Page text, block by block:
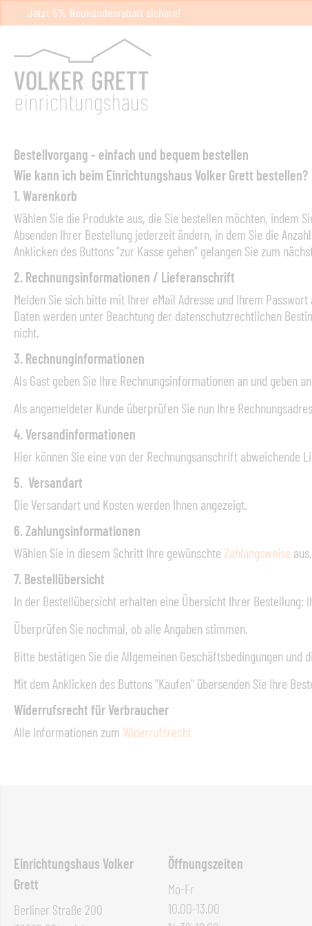
Jetzt 5% Neukundenrabatt sichern!
Bestellvorgang - einfach und bequem bestellen
Wie kann ich beim Einrichtungshaus Volker Grett bestellen?
1. Warenkorb
Wählen Sie die Produkte aus, die Sie bestellen möchten, indem
Absenden Ihrer Bestellung jederzeit ändern, in dem Sie die
Anklicken des Buttons "zur Kasse gehen" gelangen Sie zum
2. Rechnungsinformationen / Lieferanschrift
Melden Sie sich bitte mit Ihrer eMail Adresse und Ihrem
Daten werden unter Beachtung der datenschutzrechtlichen
nicht.
3. Rechnunginformationen
Als Gast geben Sie Ihre Rechnungsinformationen an und geben
Als angemeldeter Kunde überprüfen Sie nun Ihre
4. Versandinformationen
Hier können Sie eine von der Rechnungsanschrift abweichende
5. Versandart
Die Versandart und Kosten werden Ihnen angezeigt.
6. Zahlungsinformationen
Wählen Sie in diesem Schritt Ihre gewünschte Zahlungsweise aus.
7. Bestellübersicht
In der Bestellübersicht erhalten eine Übersicht Ihrer Bestellung:
Überprüfen Sie nochmal, ob alle Angaben stimmen.
Bitte bestätigen Sie die Allgemeinen Geschäftsbedingungen und
Mit dem Anklicken des Buttons "Kaufen" übersenden Sie Ihre
Widerrufsrecht für Verbraucher
Alle Informationen zum Widerrufsrecht
Einrichtungshaus Volker
Grett
Berliner Straße 200
Öffnungszeiten
Mo-Fr
10.00-13.00